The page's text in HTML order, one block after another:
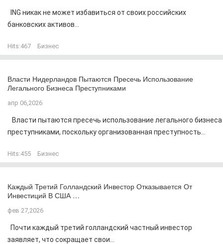
ING никак не может избавиться от своих российских
банковских активов...
Hits:467 Бизнес
Власти Нидерландов Пытаются Пресечь Использование
Легального Бизнеса Преступниками
апр 06,2026
Власти пытаются пресечь использование легального бизнеса
преступниками, поскольку организованная преступность...
Hits:455 Бизнес
Каждый Третий Голландский Инвестор Отказывается От
Инвестиций В США …
фев 27,2026
Почти каждый третий голландский частный инвестор
заявляет, что сокращает свои...